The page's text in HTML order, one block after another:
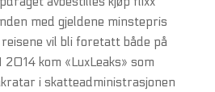
med gjeldene minstepris
vil bli foretatt både på
kom «LuxLeaks» som
i skatteadministrasjonen